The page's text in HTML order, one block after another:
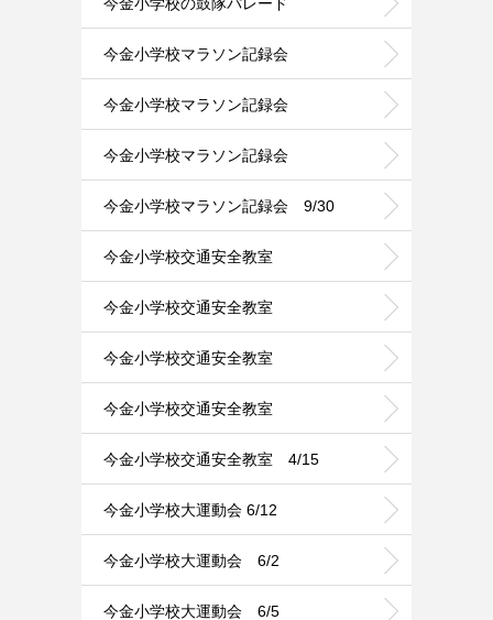
今金小学校マラソン記録会
今金小学校マラソン記録会
今金小学校マラソン記録会
今金小学校マラソン記録会 9/30
今金小学校交通安全教室
今金小学校交通安全教室
今金小学校交通安全教室
今金小学校交通安全教室
今金小学校交通安全教室 4/15
今金小学校大運動会 6/12
今金小学校大運動会 6/2
今金小学校大運動会 6/5